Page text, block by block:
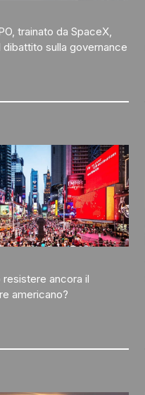
trainato da SpaceX,
sulla governance
resistere ancora il
americano?